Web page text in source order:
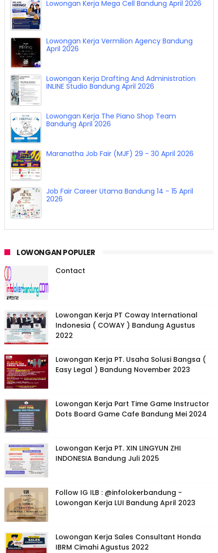
Lowongan Kerja Mega Cell Bandung April 2026
Lowongan Kerja Vermilion Agency Bandung
April 2026
Lowongan Kerja Drafting And Administration
INLINE Studio Bandung April 2026
Lowongan Kerja The Piano Shop Team
Bandung April 2026
Maranatha Job Fair (MJF) 29 - 30 April 2026
Job Fair Career Utama Bandung 14 - 15 April
2026
LOWONGAN POPULER
Contact
Lowongan Kerja PT Coway International
Indonesia ( COWAY ) Bandung Agustus
2022
Lowongan Kerja PT. Usaha Solusi Bangsa (
Easy Legal ) Bandung November 2023
Lowongan Kerja Part Time Game Instructor
Dots Board Game Cafe Bandung Mei 2024
Lowongan Kerja PT. XIN LINGYUN ZHI
INDONESIA Bandung Juli 2025
Follow IG ILB : @infolokerbandung -
Lowongan Kerja LUI Bandung April 2023
Lowongan Kerja Sales Consultant Honda
IBRM Cimahi Agustus 2022